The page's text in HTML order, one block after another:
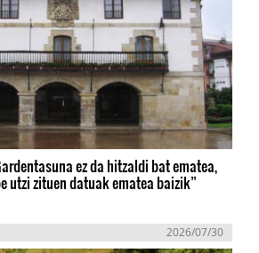
ez da hitzaldi bat ematea,
utzi zituen datuak ematea baizik”
2026/07/30